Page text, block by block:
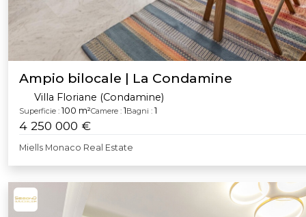
Ampio bilocale | La Condamine
Villa Floriane (Condamine)
Superficie : 100 m²Camere : 1Bagni : 1
4 250 000 €
Miells Monaco Real Estate